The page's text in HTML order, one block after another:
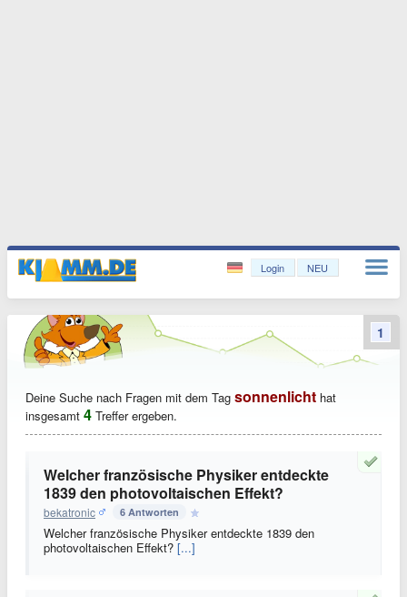
Login NEU
Deine Suche nach Fragen mit dem Tag sonnenlicht hat
insgesamt 4 Treffer ergeben.
Welcher französische Physiker entdeckte
1839 den photovoltaischen Effekt?
bekatronic 6 Antworten
Welcher französische Physiker entdeckte 1839 den
photovoltaischen Effekt? [...]
1